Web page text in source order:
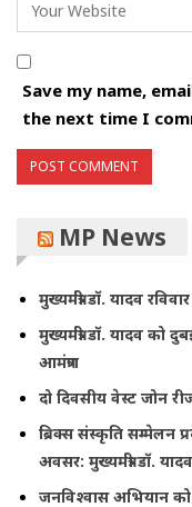
Save my name,
the next time I
MP News
मुख्यमंत्री डॉ. यादव
मुख्यमंत्री डॉ. यादव को
आमंत्रण
दो दिवसीय वेस्ट जोन
ब्रिक्स संस्कृति सम्मेलन
अवसर: मुख्यमंत्री डॉ. यादव
जनविश्वास अभियान